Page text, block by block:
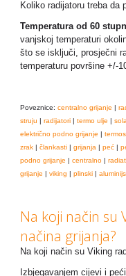
Koliko radijatoru treba da
Temperatura od 60
vanjskoj temperaturi
što se isključi, prosječni
temperaturu površine +/-
Poveznice: centralno grijanje |
struju | radijatori | termo ulje |
električno podno grijanje |
zrak | člankasti | grijanja | peć |
podno grijanje | centralno |
grijanje | viking | plinski |
Na koji način su
načina grijanja?
Na koji način su Viking
Izbjegavanjem cijevi i